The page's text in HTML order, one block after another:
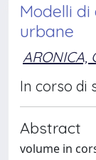
Modelli
urbane
ARONICA,
In corso di
Abstract
volume in